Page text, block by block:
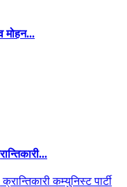
मोहन...